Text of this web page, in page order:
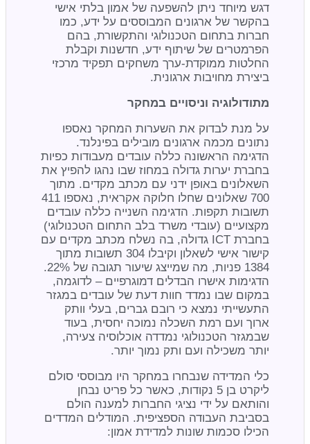
דגש מיוחד ניתן להשפעה של אמון בלתי אישי
בהקשר של ארגונים המבוססים על ידע, כמו
חברות בתחום הטכנולוגי והתקשורת, בהם
הפרמטרים של שיתוף ידע, חדשנות וקבלת
החלטות ממוקדת-ערך משחקים תפקיד מרכזי
ביצירת מחויבות ארגונית.
מתודולוגיה וניסויים במחקר
על מנת לבדוק את השערות המחקר נאספו
נתונים מכמה ארגונים מובילים בפינלנד.
הדגימה הראשונה כללה עובדים מעבודות כפיות
בחברת יערות גדולה במחוז שבו נהגו להפיץ את
השאלונים באופן ידני עם מכתב מקדים. מתוך
700 שאלונים שחלו חלוקה אקראית, נאספו 411
תשובות תקפות. הדגימה השנייה כללה עובדים
מקצועיים (עובדי משרד בלב התחום הטכנולוגי)
בחברת ICT גדולה, בה נשלח מכתב מקדים עם
קישור אישי לשאלון וקיבלו 304 תשובות מתוך
1384 פניות, מה שמייצג שיעור תגובה של 22%.
הדגימות אישרו הבדלים דמוגרפיים – לדוגמה,
במקום שבו נמדד חוות דעת של עובדים במגזר
התעשייתי נמצא כי רובם גברים, בעלי וותק
ארוך ועם רמת השכלה נמוכה יחסית, בעוד
שבמגזר הטכנולוגי נמדדה אוכלוסיה צעירה,
יותר משכילה ועם ותק נמוך יותר.
כלי המדידה שנבחרו במחקר היו מבוססי סולם
ליקרט בן 5 נקודות, כאשר כל פריט נבחן
והותאם על ידי נציגי החברות למענה הולם
בסביבת העבודה הספציפית. המודלים המדדים
הכילו סכמות שונות למדידת אמון: